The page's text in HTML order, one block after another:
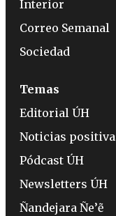
Interior
Correo Semanal
Sociedad
Temas
Editorial ÚH
Noticias
Pódcast ÚH
Newsletters ÚH
Ñandejara Ñe’ẽ